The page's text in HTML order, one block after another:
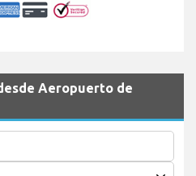
Aeropuerto de